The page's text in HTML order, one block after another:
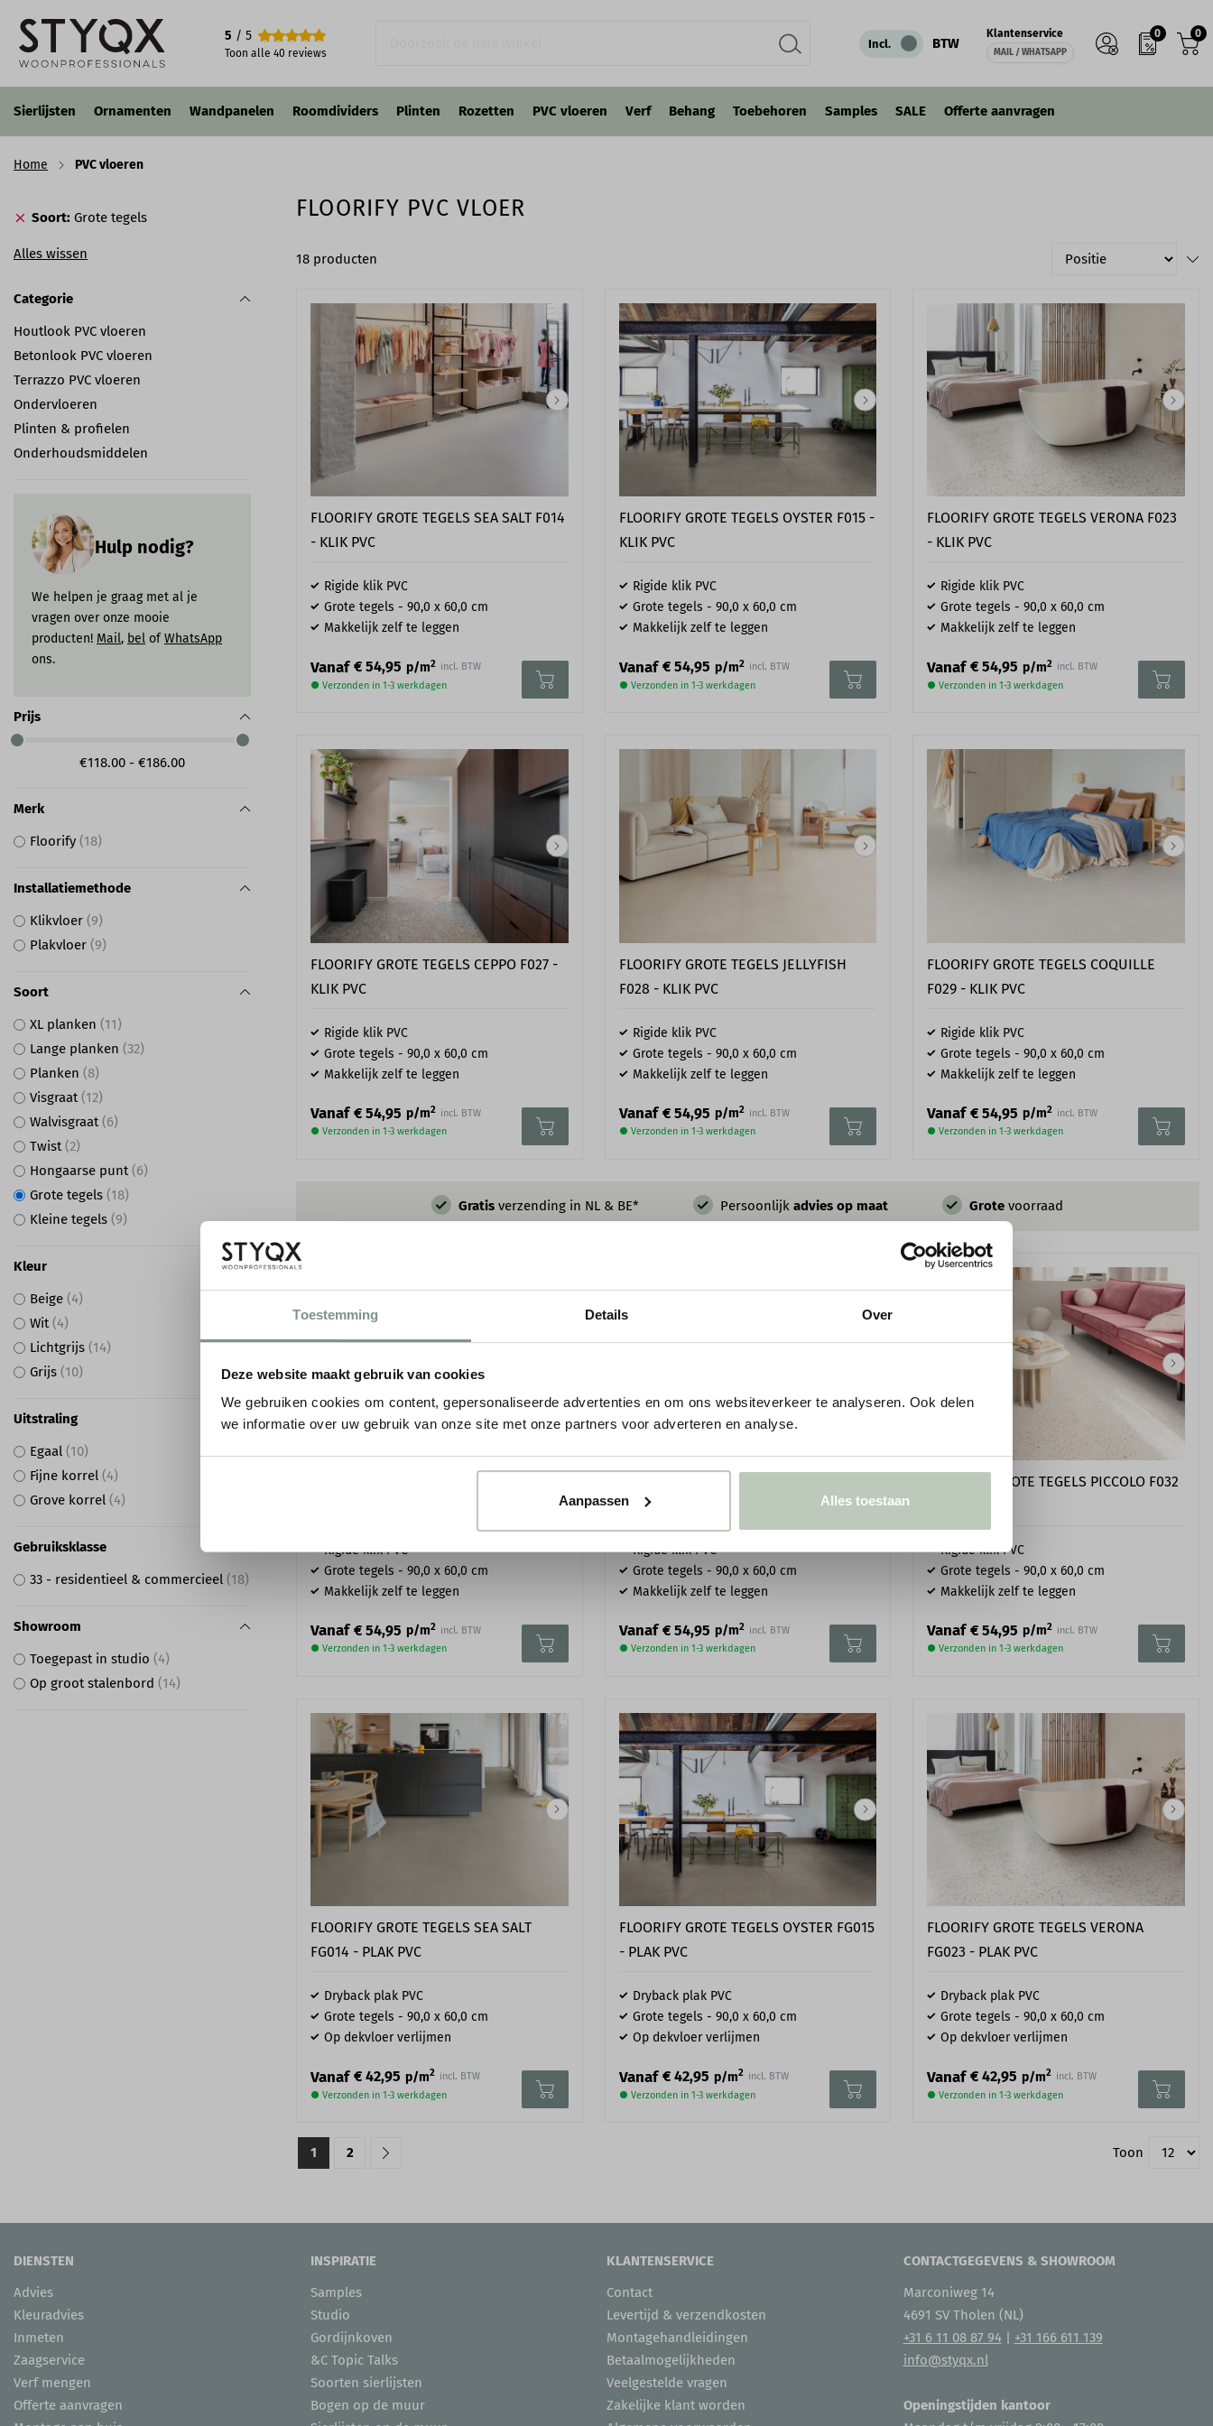
Toestemming Details Over
Deze website maakt gebruik van cookies
We gebruiken cookies om content, gepersonaliseerde advertenties en om ons websiteverkeer te analyseren. Ook delen
we informatie over uw gebruik van onze site met onze partners voor adverteren en analyse.
Aanpassen Alles toestaan
0
5 / 5
Toon alle 40 reviews
Incl. BTW
Klantenservice
MAIL / WHATSAPP
0
Sierlijsten Ornamenten Wandpanelen Roomdividers Plinten Rozetten PVC vloeren Verf Behang Toebehoren Samples SALE Offerte aanvragen
Home PVC vloeren
FLOORIFY PVC VLOER
18producten
FLOORIFY GROTE TEGELS SEA SALT F014
- KLIK PVC
Rigide klik PVC
Grote tegels - 90,0 x 60,0 cm
Makkelijk zelf te leggen
Vanaf € 54,95 p/m2 incl. BTW
● Verzonden in 1-3 werkdagen
FLOORIFY GROTE TEGELS OYSTER F015 -
KLIK PVC
Rigide klik PVC
Grote tegels - 90,0 x 60,0 cm
Makkelijk zelf te leggen
Vanaf € 54,95 p/m2 incl. BTW
● Verzonden in 1-3 werkdagen
FLOORIFY GROTE TEGELS VERONA F023
- KLIK PVC
Rigide klik PVC
Grote tegels - 90,0 x 60,0 cm
Makkelijk zelf te leggen
Vanaf € 54,95 p/m2 incl. BTW
● Verzonden in 1-3 werkdagen
FLOORIFY GROTE TEGELS CEPPO F027 -
KLIK PVC
Rigide klik PVC
Grote tegels - 90,0 x 60,0 cm
Makkelijk zelf te leggen
Vanaf € 54,95 p/m2 incl. BTW
● Verzonden in 1-3 werkdagen
FLOORIFY GROTE TEGELS JELLYFISH
F028 - KLIK PVC
Rigide klik PVC
Grote tegels - 90,0 x 60,0 cm
Makkelijk zelf te leggen
Vanaf € 54,95 p/m2 incl. BTW
● Verzonden in 1-3 werkdagen
FLOORIFY GROTE TEGELS COQUILLE
F029 - KLIK PVC
Rigide klik PVC
Grote tegels - 90,0 x 60,0 cm
Makkelijk zelf te leggen
Vanaf € 54,95 p/m2 incl. BTW
● Verzonden in 1-3 werkdagen
Gratis verzending in NL & BE* Persoonlijkadvies op maat Grote voorraad
Rigide klik PVC
Grote tegels - 90,0 x 60,0 cm
Makkelijk zelf te leggen
Vanaf € 54,95 p/m2 incl. BTW
● Verzonden in 1-3 werkdagen
KLIK PVC
Rigide klik PVC
Grote tegels - 90,0 x 60,0 cm
Makkelijk zelf te leggen
Vanaf € 54,95 p/m2 incl. BTW
● Verzonden in 1-3 werkdagen
FLOORIFY GROTE TEGELS PICCOLO F032
Rigide klik PVC
Grote tegels - 90,0 x 60,0 cm
Makkelijk zelf te leggen
Vanaf € 54,95 p/m2 incl. BTW
● Verzonden in 1-3 werkdagen
FLOORIFY GROTE TEGELS SEA SALT
FG014 - PLAK PVC
Dryback plak PVC
Grote tegels - 90,0 x 60,0 cm
Op dekvloer verlijmen
Vanaf € 42,95 p/m2 incl. BTW
● Verzonden in 1-3 werkdagen
FLOORIFY GROTE TEGELS OYSTER FG015
- PLAK PVC
Dryback plak PVC
Grote tegels - 90,0 x 60,0 cm
Op dekvloer verlijmen
Vanaf € 42,95 p/m2 incl. BTW
● Verzonden in 1-3 werkdagen
FLOORIFY GROTE TEGELS VERONA
FG023 - PLAK PVC
Dryback plak PVC
Grote tegels - 90,0 x 60,0 cm
Op dekvloer verlijmen
Vanaf € 42,95 p/m2 incl. BTW
● Verzonden in 1-3 werkdagen
1 2 Toon
Soort Grote tegels
Alles wissen
Categorie
Houtlook PVC vloeren
Betonlook PVC vloeren
Terrazzo PVC vloeren
Ondervloeren
Plinten & profielen
Onderhoudsmiddelen
Hulp nodig?
We helpen je graag met al je
vragen over onze mooie
producten! Mail, bel ofWhatsApp
ons.
Prijs
€118.00 - €186.00
Merk
Floorify 18
Installatiemethode
Klikvloer 9
Plakvloer 9
Soort
XL planken
11
Lange planken 32
Planken
8
Visgraat 12
Walvisgraat 6
Twist 2
Hongaarse punt 6
Grote tegels 18
Kleine tegels 9
Kleur
Beige 4
Wit 4
Lichtgrijs 14
Grijs 10
Uitstraling
Egaal 10
Fijne korrel 4
Grove korrel 4
Gebruiksklasse
33 - residentieel & commercieel 18
Showroom
Toegepast in studio 4
Op groot stalenbord
14
DIENSTEN
Advies
Kleuradvies
Inmeten
Zaagservice
Verf mengen
Offerte aanvragen
INSPIRATIE
Samples
Studio
Gordijnkoven
&C Topic Talks
Soorten sierlijsten
Bogen op de muur
KLANTENSERVICE
Contact
Levertijd & verzendkosten
Montagehandleidingen
Betaalmogelijkheden
Veelgestelde vragen
Zakelijke klant worden
CONTACTGEGEVENS & SHOWROOM
Marconiweg 14
4691 SV Tholen (NL)
+31 6 11 08 87 94| +31 166 611 139
info@styqx.nl
Openingstijden kantoor